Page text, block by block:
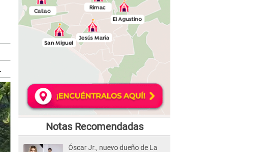
Notas Recomendadas
Óscar Jr., nuevo dueño de La